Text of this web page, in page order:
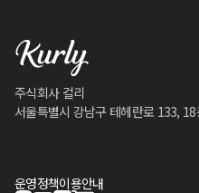
주식회사 컬리
서울특별시 강남구 테헤란로 133,
운영정책이용안내